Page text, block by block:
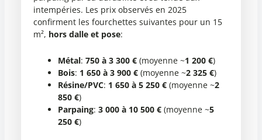
intempéries. Les prix observés en 2025
confirment les fourchettes suivantes pour un 15
m², hors dalle et pose:
Métal: 750 à 3 300 €(moyenne ~1 200 €)
Bois: 1 650 à 3 900 €(moyenne ~2 325 €)
Résine/PVC: 1 650 à 5 250 €(moyenne ~2
850 €)
Parpaing: 3 000 à 10 500 €(moyenne ~5
250 €)